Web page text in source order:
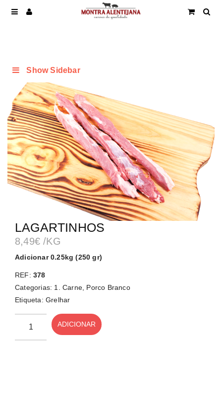
Show Sidebar
LAGARTINHOS
8,49€ /KG
Adicionar 0.25kg (250 gr)
REF: 378
Categorias: 1. Carne Porco Branco
Etiqueta:Grelhar
ADICIONAR